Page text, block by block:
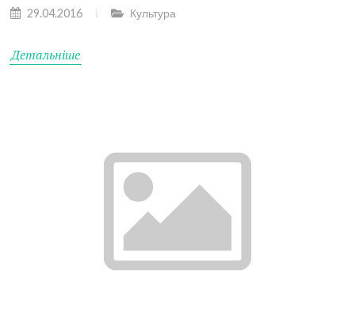
29.04.2016 Культура
Детальніше